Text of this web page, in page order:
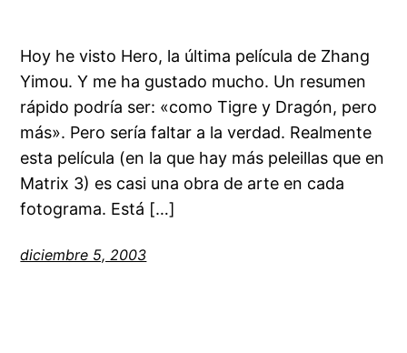
Hoy he visto Hero, la última película de Zhang
Yimou. Y me ha gustado mucho. Un resumen
rápido podría ser: «como Tigre y Dragón, pero
más». Pero sería faltar a la verdad. Realmente
esta película (en la que hay más peleillas que en
Matrix 3) es casi una obra de arte en cada
fotograma. Está […]
diciembre 5, 2003